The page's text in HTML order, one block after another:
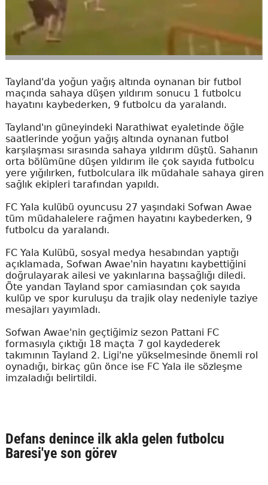
Tayland'da yoğun yağış altında oynanan bir futbol
maçında sahaya düşen yıldırım sonucu 1 futbolcu
hayatını kaybederken, 9 futbolcu da yaralandı.
Tayland'ın güneyindeki Narathiwat eyaletinde öğle
saatlerinde yoğun yağış altında oynanan futbol
karşılaşması sırasında sahaya yıldırım düştü. Sahanın
orta bölümüne düşen yıldırım ile çok sayıda futbolcu
yere yığılırken, futbolculara ilk müdahale sahaya giren
sağlık ekipleri tarafından yapıldı.
FC Yala kulübü oyuncusu 27 yaşındaki Sofwan Awae
tüm müdahalelere rağmen hayatını kaybederken, 9
futbolcu da yaralandı.
FC Yala Kulübü, sosyal medya hesabından yaptığı
açıklamada, Sofwan Awae'nin hayatını kaybettiğini
doğrulayarak ailesi ve yakınlarına başsağlığı diledi.
Öte yandan Tayland spor camiasından çok sayıda
kulüp ve spor kuruluşu da trajik olay nedeniyle taziye
mesajları yayımladı.
Sofwan Awae'nin geçtiğimiz sezon Pattani FC
formasıyla çıktığı 18 maçta 7 gol kaydederek
takımının Tayland 2. Ligi'ne yükselmesinde önemli rol
oynadığı, birkaç gün önce ise FC Yala ile sözleşme
imzaladığı belirtildi.
Defans denince ilk akla gelen futbolcu
Baresi'ye son görev